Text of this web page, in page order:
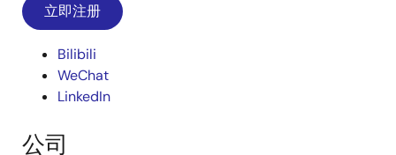
立即注册
Bilibili
WeChat
LinkedIn
公司